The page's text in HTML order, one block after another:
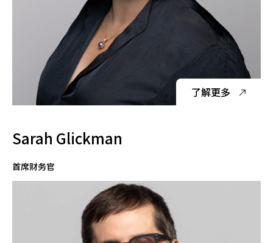
了解更多
Sarah Glickman
首席财务官